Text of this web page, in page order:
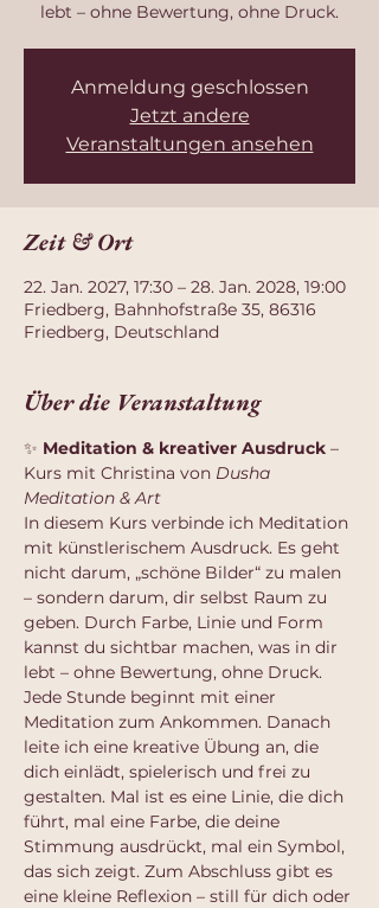
lebt – ohne Bewertung, ohne Druck.
Anmeldung geschlossen
Jetzt andere
Veranstaltungen ansehen
Zeit & Ort
22. Jan. 2027, 17:30 – 28. Jan. 2028, 19:00
Friedberg, Bahnhofstraße 35, 86316
Friedberg, Deutschland
Über die Veranstaltung
✨ Meditation & kreativer Ausdruck –
Kurs mit Christina von Dusha
Meditation & Art
In diesem Kurs verbinde ich Meditation
mit künstlerischem Ausdruck. Es geht
nicht darum, „schöne Bilder“ zu malen
– sondern darum, dir selbst Raum zu
geben. Durch Farbe, Linie und Form
kannst du sichtbar machen, was in dir
lebt – ohne Bewertung, ohne Druck.
Jede Stunde beginnt mit einer
Meditation zum Ankommen. Danach
leite ich eine kreative Übung an, die
dich einlädt, spielerisch und frei zu
gestalten. Mal ist es eine Linie, die dich
führt, mal eine Farbe, die deine
Stimmung ausdrückt, mal ein Symbol,
das sich zeigt. Zum Abschluss gibt es
eine kleine Reflexion – still für dich oder